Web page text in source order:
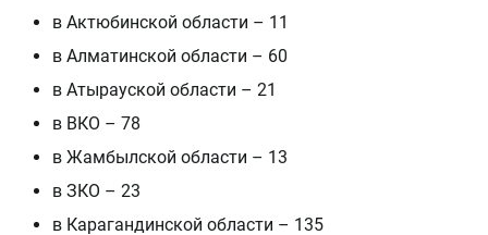
в Актюбинской области – 11
в Алматинской области – 60
в Атырауской области – 21
в ВКО – 78
в Жамбылской области – 13
в ЗКО – 23
в Карагандинской области – 135